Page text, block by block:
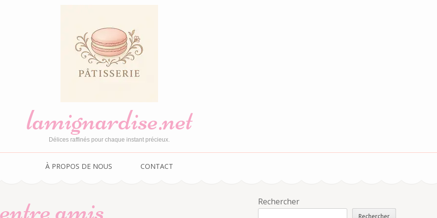
lamignardise.net
Délices raffinés pour chaque instant précieux.
À PROPOS DE NOUS CONTACT
amis Rechercher